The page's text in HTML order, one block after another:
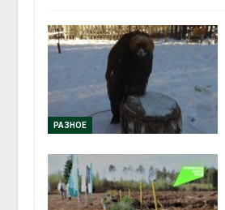
РАЗНОЕ